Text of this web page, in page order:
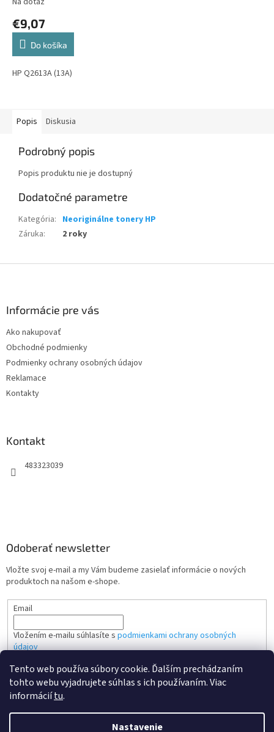
Tento web používa súbory cookie. Ďalším prechádzaním
tohto webu vyjadrujete súhlas s ich používaním. Viac
informáciítu.
Nastavenie
€9,07
Do košíka
HP Q2613A (13A)
Popis Diskusia
Podrobný popis
Popis produktu nie je dostupný
Dodatočné parametre
Kategória: Neoriginálne tonery HP
Záruka: 2 roky
Informácie pre vás
Ako nakupovať
Obchodné podmienky
Podmienky ochrany osobných údajov
Reklamace
Kontakty
Kontakt
483323039
Odoberať newsletter
Vložte svoj e-mail a my Vám budeme zasielať informácie o nových
produktoch na našom e-shope.
Email
Vložením e-mailu súhlasíte s podmienkami ochrany osobných
údajov
PRIHLÁSIŤ SA